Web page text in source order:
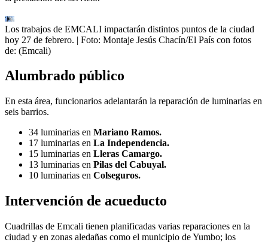
Los trabajos de EMCALI impactarán distintos puntos de la ciudad
hoy 27 de febrero. | Foto: Montaje Jesús Chacín/El País con fotos
de: (Emcali)
Alumbrado público
En esta área, funcionarios adelantarán la reparación de luminarias en
seis barrios.
34 luminarias en Mariano Ramos.
17 luminarias en La Independencia.
15 luminarias en Lleras Camargo.
13 luminarias en Pilas del Cabuyal.
10 luminarias en Colseguros.
Intervención de acueducto
Cuadrillas de Emcali tienen planificadas varias reparaciones en la
ciudad y en zonas aledañas como el municipio de Yumbo; los